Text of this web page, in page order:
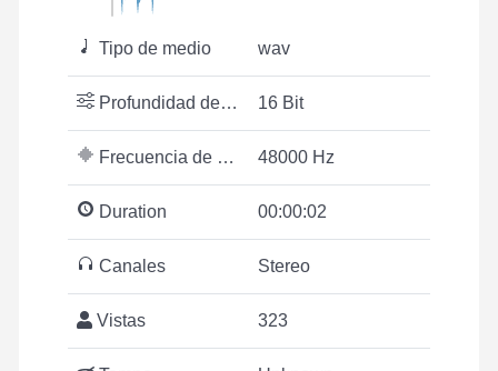
Tipo de medio wav
Profundidad de bits 16 Bit
Frecuencia de muestreo 48000 Hz
Duration 00:00:02
Canales Stereo
Vistas 323